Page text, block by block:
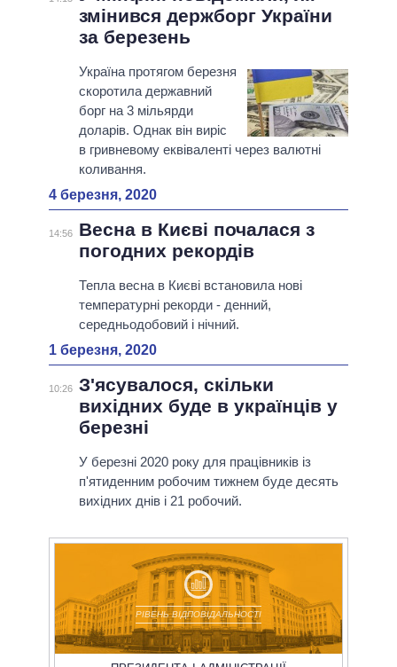
змінився держборг України
за березень
Україна протягом березня
скоротила державний
борг на 3 мільярди
доларів. Однак він виріс
в гривневому еквіваленті через валютні
коливання.
4 березня, 2020
14:56
Весна в Києві почалася з
погодних рекордів
Тепла весна в Києві встановила нові
температурні рекорди - денний,
середньодобовий і нічний.
1 березня, 2020
10:26 З'ясувалося, скільки
вихідних буде в українців у
березні
У березні 2020 року для працівників із
п'ятиденним робочим тижнем буде десять
вихідних днів і 21 робочий.
РІВЕНЬ ВІДПОВІДАЛЬНОСТІ